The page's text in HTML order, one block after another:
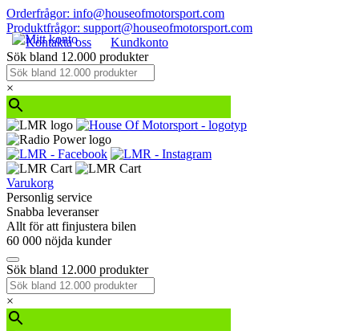
Orderfrågor: info@houseofmotorsport.com
Produktfrågor: support@houseofmotorsport.com
Kontakta oss
Kundkonto
Sök bland 12.000 produkter
×
Varukorg
Personlig service
Snabba leveranser
Allt för att finjustera bilen
60 000 nöjda kunder
Sök bland 12.000 produkter
×